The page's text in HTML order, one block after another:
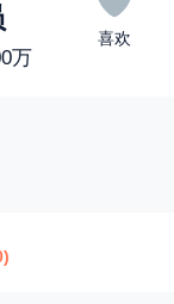
万
喜欢